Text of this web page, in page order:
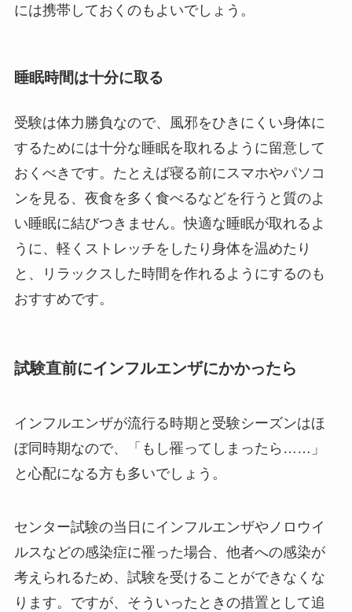
には携帯しておくのもよいでしょう。
睡眠時間は十分に取る
受験は体力勝負なので、風邪をひきにくい身体に
するためには十分な睡眠を取れるように留意して
おくべきです。たとえば寝る前にスマホやパソコ
ンを見る、夜食を多く食べるなどを行うと質のよ
い睡眠に結びつきません。快適な睡眠が取れるよ
うに、軽くストレッチをしたり身体を温めたり
と、リラックスした時間を作れるようにするのも
おすすめです。
試験直前にインフルエンザにかかったら
インフルエンザが流行る時期と受験シーズンはほ
ぼ同時期なので、「もし罹ってしまったら……」
と心配になる方も多いでしょう。
センター試験の当日にインフルエンザやノロウイ
ルスなどの感染症に罹った場合、他者への感染が
考えられるため、試験を受けることができなくな
ります。ですが、そういったときの措置として追